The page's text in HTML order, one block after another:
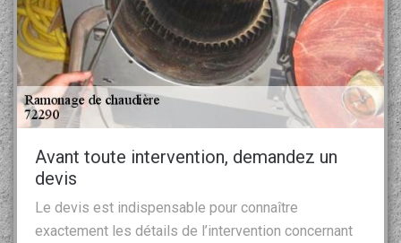
Avant toute intervention, demandez un
devis
Le devis est indispensable pour connaître
exactement les détails de l’intervention concernant